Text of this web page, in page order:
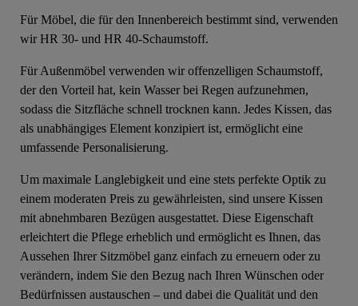
Für Möbel, die für den Innenbereich bestimmt sind, verwenden
wir HR 30- und HR 40-Schaumstoff.
Für Außenmöbel verwenden wir offenzelligen Schaumstoff,
der den Vorteil hat, kein Wasser bei Regen aufzunehmen,
sodass die Sitzfläche schnell trocknen kann. Jedes Kissen, das
als unabhängiges Element konzipiert ist, ermöglicht eine
umfassende Personalisierung.
Um maximale Langlebigkeit und eine stets perfekte Optik zu
einem moderaten Preis zu gewährleisten, sind unsere Kissen
mit abnehmbaren Bezügen ausgestattet. Diese Eigenschaft
erleichtert die Pflege erheblich und ermöglicht es Ihnen, das
Aussehen Ihrer Sitzmöbel ganz einfach zu erneuern oder zu
verändern, indem Sie den Bezug nach Ihren Wünschen oder
Bedürfnissen austauschen – und dabei die Qualität und den